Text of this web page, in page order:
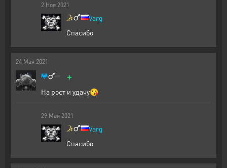
2 Ноя 2021
Varg
Спасибо
24 Мая 2021
+
На рост и удачу😘
29 Мая 2021
Varg
Спасибо